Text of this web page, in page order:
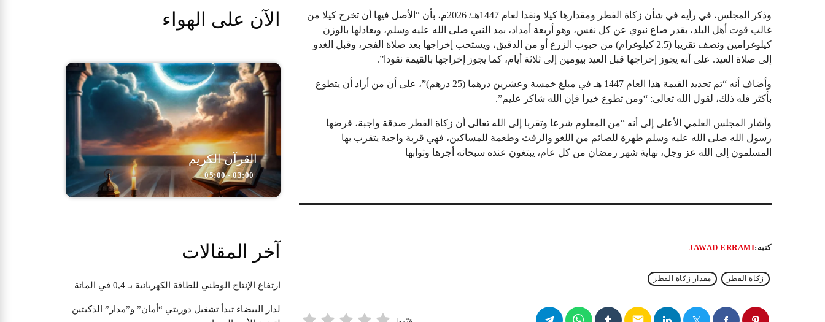
وذكر المجلس، في رأيه في شأن زكاة الفطر ومقدارها كيلا ونقدا لعام 1447هـ/ 2026م، بأن “الأصل فيها أن تخرج كيلا من
غالب قوت أهل البلد، بقدر صاع نبوي عن كل نفس، وهو أربعة أمداد، بمد النبي صلى الله عليه وسلم، ويعادلها بالوزن
كيلوغرامين ونصف تقريبا (2.5 كيلوغرام) من حبوب الزرع أو من الدقيق، ويستحب إخراجها بعد صلاة الفجر، وقبل الغدو
إلى صلاة العيد. على أنه يجوز إخراجها قبل العيد بيومين إلى ثلاثة أيام، كما يجوز إخراجها بالقيمة نقودا”.
وأضاف أنه “تم تحديد القيمة هذا العام 1447 هـ في مبلغ خمسة وعشرين درهما (25 درهم)”، على أن من أراد أن يتطوع
بأكثر فله ذلك، لقول الله تعالى: “ومن تطوع خيرا فإن الله شاكر عليم”.
وأشار المجلس العلمي الأعلى إلى أنه “من المعلوم شرعا وتقربا إلى الله تعالى أن زكاة الفطر صدقة واجبة، فرضها
رسول الله صلى الله عليه وسلم طهرة للصائم من اللغو والرفث وطعمة للمساكين، فهي قربة واجبة يتقرب بها
المسلمون إلى الله عز وجل، نهاية شهر رمضان من كل عام، يبتغون عنده سبحانه أجرها وثوابها
كتبه:JAWAD ERRAMI
زكاة الفطر مقدار زكاة الفطر
الآن على الهواء
القرآن الكريم
03:00 - 05:00
آخر المقالات
ارتفاع الإنتاج الوطني للطاقة الكهربائية بـ 0,4 في المائة
لدار البيضاء تبدأ تشغيل دوريتي “أمان” و”مدار” الذكيتين